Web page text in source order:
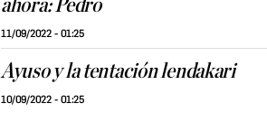
ahora: Pedro
11/09/2022 - 01:25
Ayuso y la tentación lendakari
10/09/2022 - 01:25